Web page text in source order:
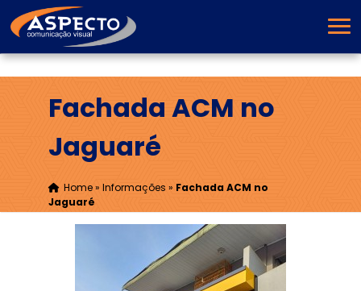
Fachada ACM no
Jaguaré
Home» Informações » Fachada ACM no
Jaguaré